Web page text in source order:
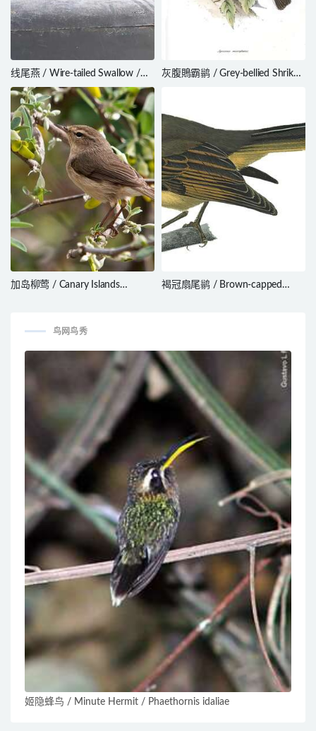
线尾燕 / Wire-tailed Swallow /
Hirundo smithii
灰腹鵙霸鹟 / Grey-bellied Shrike-
加岛柳莺 / Canary Islands
褐冠扇尾鹟 / Brown-capped
鸟网鸟秀
姬隐蜂鸟 / Minute Hermit / Phaethornis idaliae